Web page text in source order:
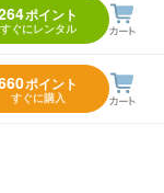
ポイント
すぐにレンタル
ポイント
すぐに購入